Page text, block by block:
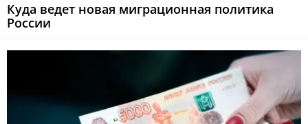
Куда ведет новая миграционная политика
России